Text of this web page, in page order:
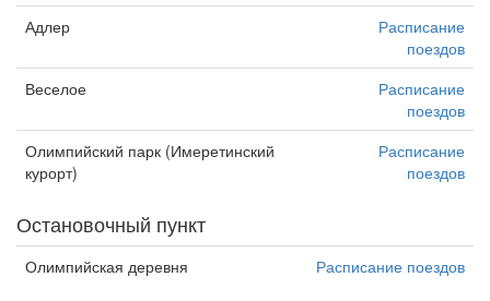
Адлер
Расписание
поездов
Веселое
Расписание
поездов
Олимпийский парк (Имеретинский
курорт)
Расписание
поездов
Остановочный пункт
Олимпийская деревня Расписание поездов